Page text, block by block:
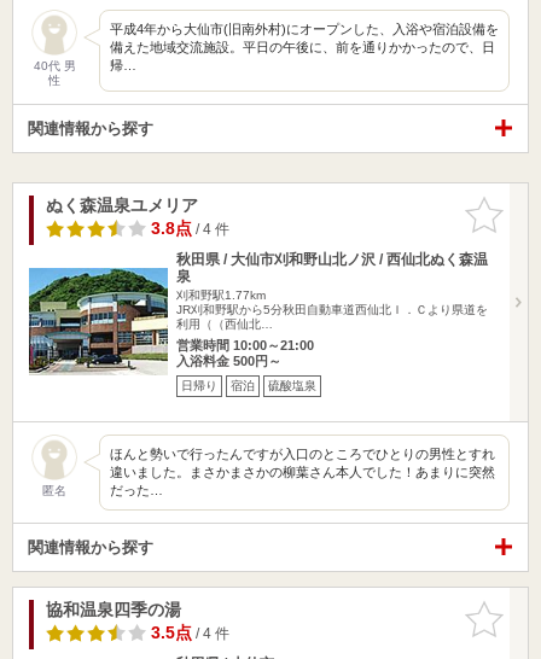
40代 男
性
平成4年から大仙市(旧南外村)にオープンした、入浴や宿泊設備を
備えた地域交流施設。平日の午後に、前を通りかかったので、日
帰…
関連情報から探す
お気に入
りに追加
ぬく森温泉ユメリア
3.8点/ 4 件
秋田県 / 大仙市刈和野山北ノ沢 / 西仙北ぬく森温
泉
刈和野駅1.77km
JR刈和野駅から5分秋田自動車道西仙北Ｉ．Ｃより県道を
利用（（西仙北…
営業時間 10:00～21:00
入浴料金 500円～
日帰り 宿泊 硫酸塩泉
匿名
ほんと勢いで行ったんですが入口のところでひとりの男性とすれ
違いました。まさかまさかの柳葉さん本人でした！あまりに突然
だった…
関連情報から探す
お気に入
りに追加
協和温泉四季の湯
3.5点/ 4 件